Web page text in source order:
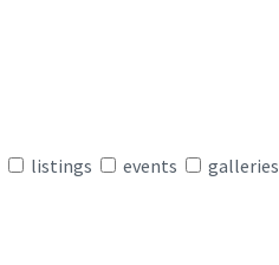
listings events galleries